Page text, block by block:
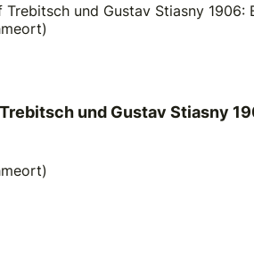
und Gustav Stiasny
und Gustav Stiasny